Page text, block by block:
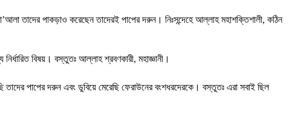
তাদের পাকড়াও করেছেন তাদেরই পাপের দরুন। নিঃসন্দেহে আল্লাহ মহাশক্তিশালী, কঠিন
বিষয়। বস্তুতঃ আল্লাহ শ্রবণকারী, মহাজ্ঞানী।
তাদের পাপের দরুন এবং ডুবিয়ে মেরেছি ফেরাউনের বংশধরদেরকে। বস্তুতঃ এরা সবাই ছিল